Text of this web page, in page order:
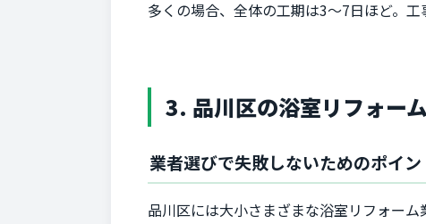
多くの場合、全体の工期は3～7日ほど。
3. 品川区の浴室リフォー
業者選びで失敗しないためのポイン
品川区には大小さまざまな浴室リフォー